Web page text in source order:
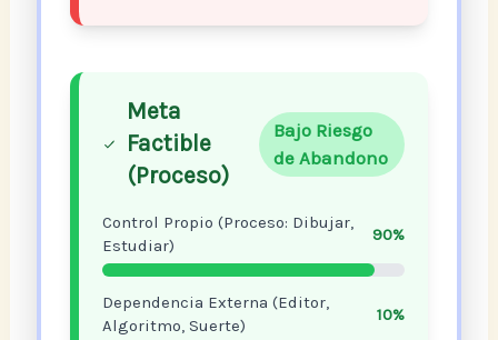
Meta
Factible
(Proceso)
Bajo Riesgo
de Abandono
Control Propio (Proceso: Dibujar,
Estudiar)
90%
Dependencia Externa (Editor,
Algoritmo, Suerte)
10%